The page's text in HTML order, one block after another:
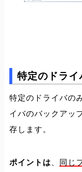
特定のドライ
特定のドライバの
イバのバックアッ
存します。
ポイントは
同じ